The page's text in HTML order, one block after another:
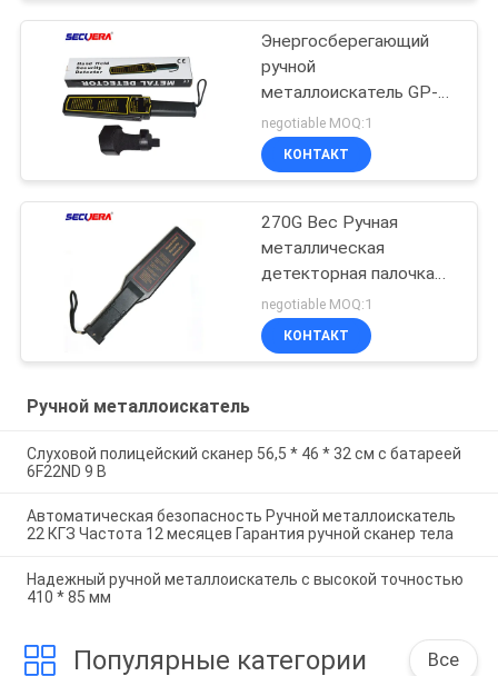
Энергосберегающий
ручной
металлоискатель GP-
3003B1 для проверки
безопасности
аэропорта
negotiable MOQ:1
КОНТАКТ
270G Вес Ручная
металлическая
детекторная палочка
для проверки
древесины гвозди
GC1002 для проверки
negotiable MOQ:1
КОНТАКТ
Ручной металлоискатель
Слуховой полицейский сканер 56,5 * 46 * 32 см с батареей
6F22ND 9 В
Автоматическая безопасность Ручной металлоискатель
22 КГЗ Частота 12 месяцев Гарантия ручной сканер тела
Надежный ручной металлоискатель с высокой точностью
410 * 85 мм
Популярные категории Все